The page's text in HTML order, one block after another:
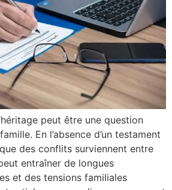
peut être une question
En l’absence d’un testament
des conflits surviennent entre
entraîner de longues
et des tensions familiales